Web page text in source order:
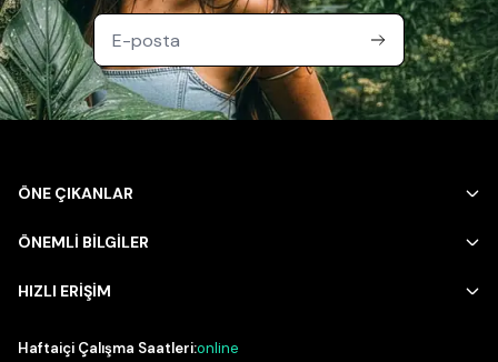
olarak öne çıkar. Mevsime uygun aksesuar seçimi; kışın
bere ve şapka, yazın ise daha hafif parçalar şeklinde
değişebilir.
Alt Kategoriler
Alt kategoriler arasında gezinerek ihtiyacınıza uygun
ÖNE ÇIKANLAR
ÖNEMLİ BİLGİLER
HIZLI ERİŞİM
Haftaiçi Çalışma Saatleri:online